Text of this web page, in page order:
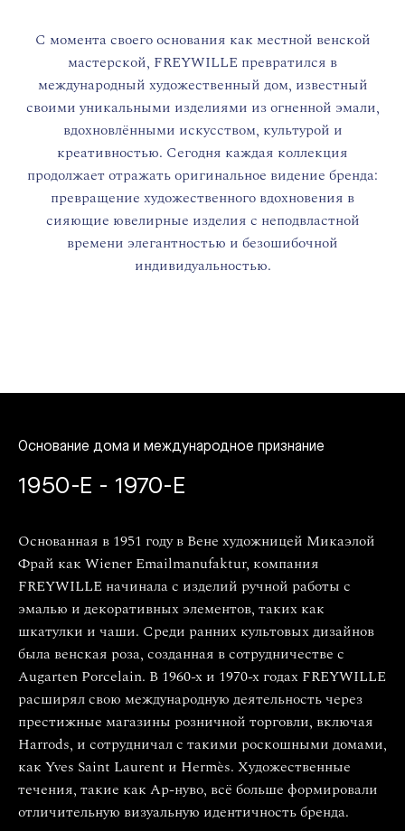
С момента своего основания как местной венской
мастерской, FREYWILLE превратился в
международный художественный дом, известный
своими уникальными изделиями из огненной эмали,
вдохновлёнными искусством, культурой и
креативностью. Сегодня каждая коллекция
продолжает отражать оригинальное видение бренда:
превращение художественного вдохновения в
сияющие ювелирные изделия с неподвластной
времени элегантностью и безошибочной
индивидуальностью.
1950-Е - 1970-Е
Основание дома и международное признание
Основанная в 1951 году в Вене художницей Микаэлой
Фрай как Wiener Emailmanufaktur, компания
FREYWILLE начинала с изделий ручной работы с
эмалью и декоративных элементов, таких как
шкатулки и чаши. Среди ранних культовых дизайнов
была венская роза, созданная в сотрудничестве с
Augarten Porcelain. В 1960-х и 1970-х годах FREYWILLE
расширял свою международную деятельность через
престижные магазины розничной торговли, включая
Harrods, и сотрудничал с такими роскошными домами,
как Yves Saint Laurent и Hermès. Художественные
течения, такие как Ар-нуво, всё больше формировали
отличительную визуальную идентичность бренда.